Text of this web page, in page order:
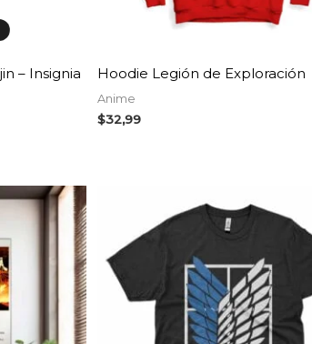
– Insignia
Hoodie Legión de Exploración
Anime
$32,99